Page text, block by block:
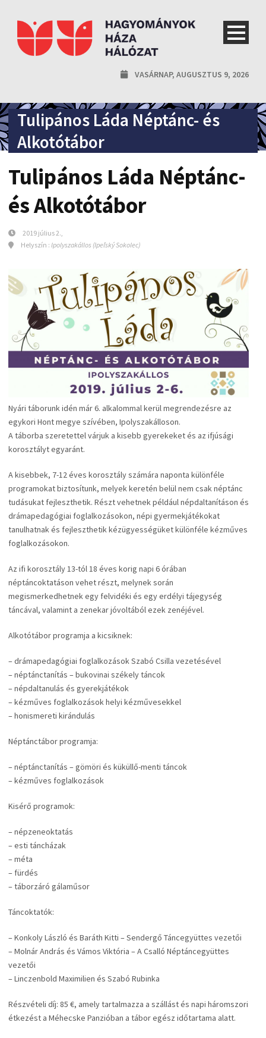
VASÁRNAP, AUGUSZTUS 9, 2026
Tulipános Láda Néptánc- és
Alkotótábor
Tulipános Láda Néptánc-
és Alkotótábor
2019 július 2.,
Helyszín : Ipolyszakállos (Ipeľský Sokolec)
Nyári táborunk idén már 6. alkalommal kerül megrendezésre az
egykori Hont megye szívében, Ipolyszakálloson.
A táborba szeretettel várjuk a kisebb gyerekeket és az ifjúsági
korosztályt egyaránt.
A kisebbek, 7-12 éves korosztály számára naponta különféle
programokat biztosítunk, melyek keretén belül nem csak néptánc
tudásukat fejleszthetik. Részt vehetnek például népdaltanításon és
drámapedagógiai foglalkozásokon, népi gyermekjátékokat
tanulhatnak és fejleszthetik kézügyességüket különféle kézműves
foglalkozásokon.
Az ifi korosztály 13-tól 18 éves korig napi 6 órában
néptáncoktatáson vehet részt, melynek során
megismerkedhetnek egy felvidéki és egy erdélyi tájegység
táncával, valamint a zenekar jóvoltából ezek zenéjével.
Alkotótábor programja a kicsiknek:
– drámapedagógiai foglalkozások Szabó Csilla vezetésével
– néptánctanítás – bukovinai székely táncok
– népdaltanulás és gyerekjátékok
– kézműves foglalkozások helyi kézművesekkel
– honismereti kirándulás
Néptánctábor programja:
– néptánctanítás – gömöri és küküllő-menti táncok
– kézműves foglalkozások
Kisérő programok:
– népzeneoktatás
– esti táncházak
– méta
– fürdés
– táborzáró gálaműsor
Táncoktatók:
– Konkoly László és Baráth Kitti – Sendergő Táncegyüttes vezetői
– Molnár András és Vámos Viktória – A Csalló Néptáncegyüttes
vezetői
– Linczenbold Maximilien és Szabó Rubinka
Részvételi díj: 85 €, amely tartalmazza a szállást és napi háromszori
étkezést a Méhecske Panzióban a tábor egész időtartama alatt.